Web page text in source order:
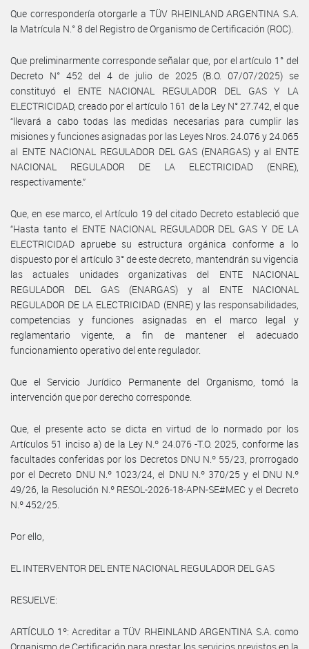
Que correspondería otorgarle a TÜV RHEINLAND ARGENTINA S.A.
la Matrícula N.° 8 del Registro de Organismo de Certificación (ROC).
Que preliminarmente corresponde señalar que, por el artículo 1° del
Decreto N° 452 del 4 de julio de 2025 (B.O. 07/07/2025) se
constituyó el ENTE NACIONAL REGULADOR DEL GAS Y LA
ELECTRICIDAD, creado por el artículo 161 de la Ley N° 27.742, el que
“llevará a cabo todas las medidas necesarias para cumplir las
misiones y funciones asignadas por las Leyes Nros. 24.076 y 24.065
al ENTE NACIONAL REGULADOR DEL GAS (ENARGAS) y al ENTE
NACIONAL REGULADOR DE LA ELECTRICIDAD (ENRE),
respectivamente.”
Que, en ese marco, el Artículo 19 del citado Decreto estableció que
“Hasta tanto el ENTE NACIONAL REGULADOR DEL GAS Y DE LA
ELECTRICIDAD apruebe su estructura orgánica conforme a lo
dispuesto por el artículo 3° de este decreto, mantendrán su vigencia
las actuales unidades organizativas del ENTE NACIONAL
REGULADOR DEL GAS (ENARGAS) y al ENTE NACIONAL
REGULADOR DE LA ELECTRICIDAD (ENRE) y las responsabilidades,
competencias y funciones asignadas en el marco legal y
reglamentario vigente, a fin de mantener el adecuado
funcionamiento operativo del ente regulador.
Que el Servicio Jurídico Permanente del Organismo, tomó la
intervención que por derecho corresponde.
Que, el presente acto se dicta en virtud de lo normado por los
Artículos 51 inciso a) de la Ley N.º 24.076 -T.O. 2025, conforme las
facultades conferidas por los Decretos DNU N.º 55/23, prorrogado
por el Decreto DNU N.º 1023/24, el DNU N.º 370/25 y el DNU N.º
49/26, la Resolución N.º RESOL-2026-18-APN-SE#MEC y el Decreto
N.º 452/25.
Por ello,
EL INTERVENTOR DEL ENTE NACIONAL REGULADOR DEL GAS
RESUELVE:
ARTÍCULO 1º: Acreditar a TÜV RHEINLAND ARGENTINA S.A. como
Organismo de Certificación para prestar los servicios previstos en la